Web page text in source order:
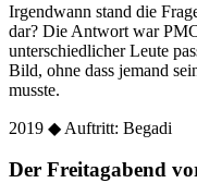
Irgendwann stand die
dar? Die Antwort war
unterschiedlicher Leute
Bild, ohne dass jemand
musste.
2019 ◆ Auftritt: Begadi
Der Freitagabend